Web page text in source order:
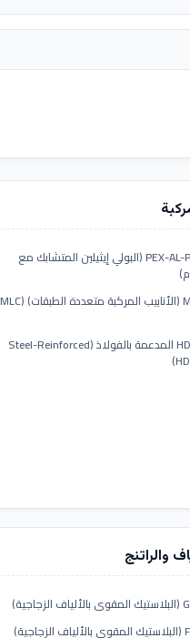
أنابيب PEX-AL-PEX (البولي إيثيلين المتشابك مع
أنابيب MLC (الأنابيب المركبة متعددة الطبقات) (MLC
أنابيب HDPE المدعمة بالفولاذ (Steel-Reinforced
والراتنج